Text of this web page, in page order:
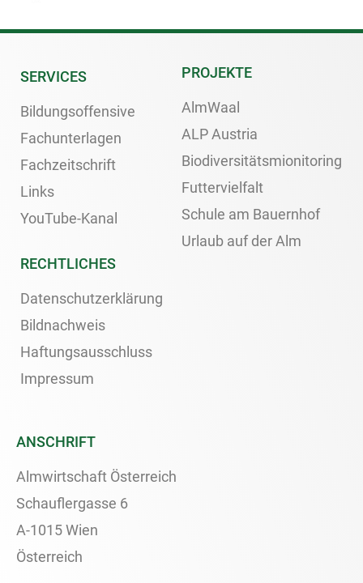
SERVICES
Bildungsoffensive
Fachunterlagen
Fachzeitschrift
Links
YouTube-Kanal
PROJEKTE
AlmWaal
ALP Austria
Biodiversitätsmionitoring
Futtervielfalt
Schule am Bauernhof
Urlaub auf der Alm
RECHTLICHES
Datenschutzerklärung
Bildnachweis
Haftungsausschluss
Impressum
ANSCHRIFT
Almwirtschaft Österreich
Schauflergasse 6
A-1015 Wien
Österreich